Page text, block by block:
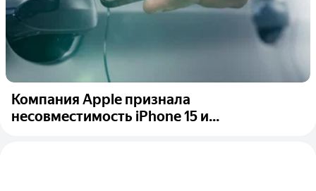
Компания Apple признала
несовместимость iPhone 15 и...